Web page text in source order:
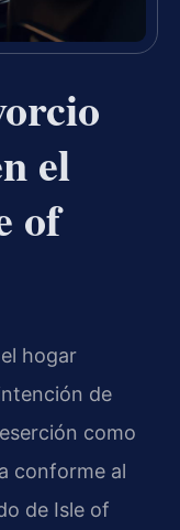
el
of
hogar
de
como
conforme al
de Isle of